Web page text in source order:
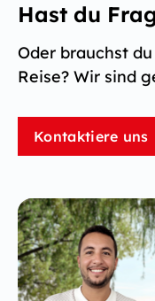
Hast du
Oder brauchst
Reise? Wir sind
Kontaktiere uns